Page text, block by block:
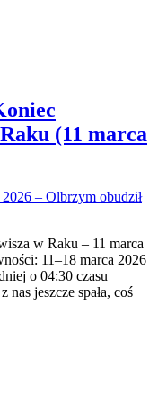
(11 marca
w Raku – 11 marca
11–18 marca 2026
o 04:30 czasu
jeszcze spała, coś